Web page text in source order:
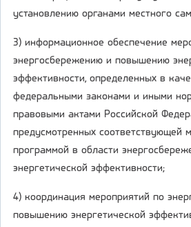
установлению органами местного
3) информационное обеспечение
энергосбережению и повышению
эффективности, определенных в
федеральными законами и иными
правовыми актами Российской
предусмотренных соответствующей
программой в области
энергетической эффективности;
4) координация мероприятий по
повышению энергетической